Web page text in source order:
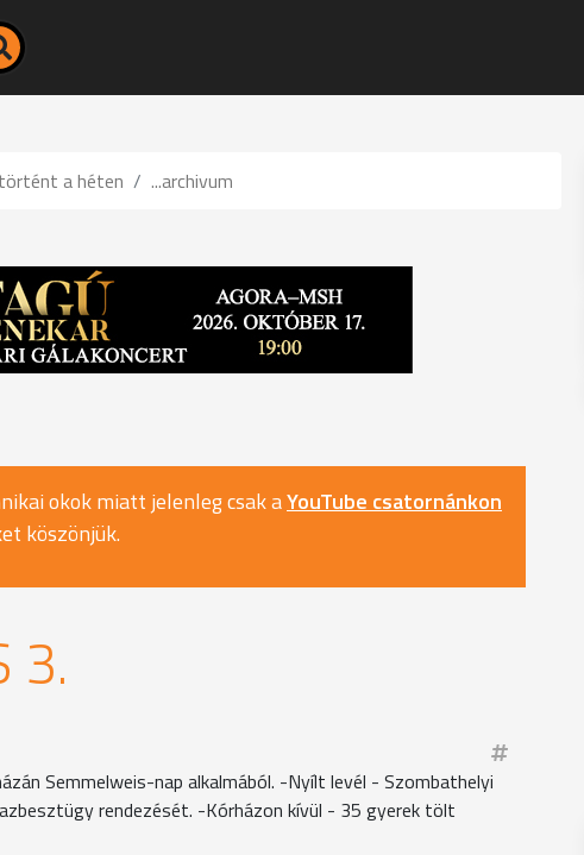
a héten ...archivum
okok miatt jelenleg csak aYouTube csatornánkon
köszönjük.
3.
Semmelweis-nap alkalmából. -Nyílt levél - Szombathelyi
rendezését. -Kórházon kívül - 35 gyerek tölt